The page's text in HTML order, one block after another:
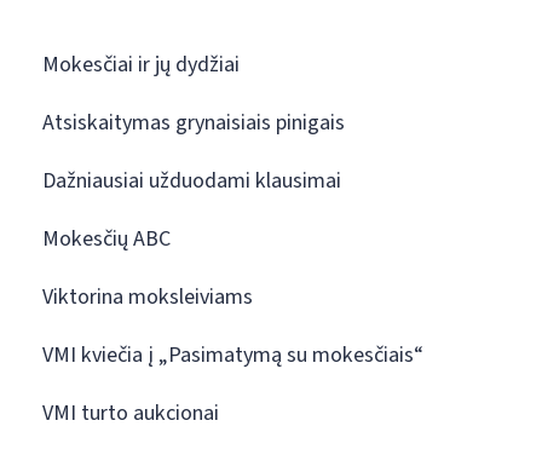
Mokesčiai ir jų dydžiai
Atsiskaitymas grynaisiais pinigais
Dažniausiai užduodami klausimai
Mokesčių ABC
Viktorina moksleiviams
VMI kviečia į „Pasimatymą su mokesčiais“
VMI turto aukcionai